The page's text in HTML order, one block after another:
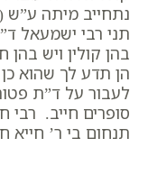
נתחייב מיתה ע”ש
תני רבי ישמעאל
בהן קולין ויש בהן
הן תדע לך שהוא כן
לעבור על ד”ת
סופרים חייב. רבי
תנחום בי ר’ חייא